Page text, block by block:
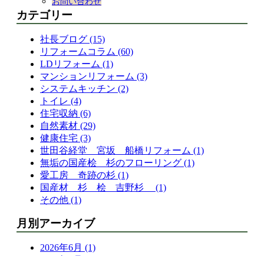
ブ
ュ
ー
を
展
開
カテゴリー
社長ブログ (15)
リフォームコラム (60)
LDリフォーム (1)
マンションリフォーム (3)
システムキッチン (2)
トイレ (4)
住宅収納 (6)
自然素材 (29)
健康住宅 (3)
世田谷経堂 宮坂 船橋リフォーム (1)
無垢の国産桧 杉のフローリング (1)
愛工房 奇跡の杉 (1)
国産材 杉 桧 吉野杉 (1)
その他 (1)
月別アーカイブ
2026年6月 (1)